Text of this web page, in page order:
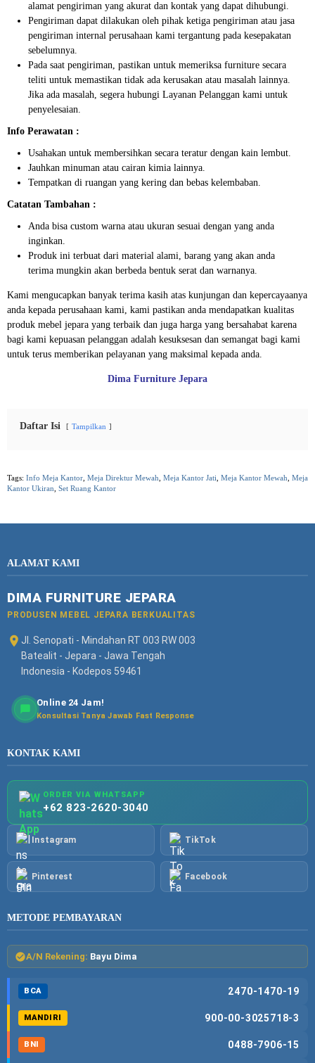
alamat pengiriman yang akurat dan kontak yang dapat dihubungi.
Pengiriman dapat dilakukan oleh pihak ketiga pengiriman atau jasa
pengiriman internal perusahaan kami tergantung pada kesepakatan
sebelumnya.
Pada saat pengiriman, pastikan untuk memeriksa furniture secara
teliti untuk memastikan tidak ada kerusakan atau masalah lainnya.
Jika ada masalah, segera hubungi Layanan Pelanggan kami untuk
penyelesaian.
Info Perawatan :
Usahakan untuk membersihkan secara teratur dengan kain lembut.
Jauhkan minuman atau cairan kimia lainnya.
Tempatkan di ruangan yang kering dan bebas kelembaban.
Catatan Tambahan :
Anda bisa custom warna atau ukuran sesuai dengan yang anda
inginkan.
Produk ini terbuat dari material alami, barang yang akan anda
terima mungkin akan berbeda bentuk serat dan warnanya.
Kami mengucapkan banyak terima kasih atas kunjungan dan kepercayaanya
anda kepada perusahaan kami, kami pastikan anda mendapatkan kualitas
produk mebel jepara yang terbaik dan juga harga yang bersahabat karena
bagi kami kepuasan pelanggan adalah kesuksesan dan semangat bagi kami
untuk terus memberikan pelayanan yang maksimal kepada anda.
Dima Furniture Jepara
Daftar Isi Tampilkan
Tags: Info Meja Kantor Meja Direktur Mewah Meja Kantor Jati Meja Kantor Mewah Meja
Kantor Ukiran Set Ruang Kantor
ALAMAT KAMI
DIMA FURNITURE JEPARA
PRODUSEN MEBEL JEPARA BERKUALITAS
Jl. Senopati - Mindahan RT 003 RW 003
Batealit - Jepara - Jawa Tengah
Indonesia - Kodepos 59461
Online 24 Jam!
Konsultasi Tanya Jawab Fast Response
KONTAK KAMI
ORDER VIA WHATSAPP
+62 823-2620-3040
Instagram TikTok
Pinterest Facebook
METODE PEMBAYARAN
A/N Rekening: Bayu Dima
BCA 2470-1470-19
MANDIRI 900-00-3025718-3
BNI 0488-7906-15